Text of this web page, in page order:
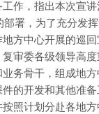
作，指出本次宣
部署，为了充分发
方中心开展的巡
审委各级领导高度
务骨干，组成地
的开发和其他准
照计划分赴各地方